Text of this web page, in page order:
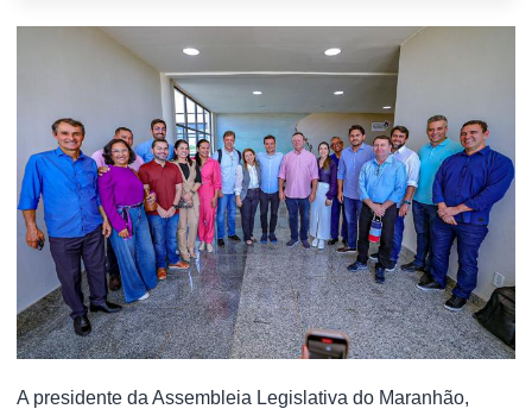
A presidente da Assembleia Legislativa do Maranhão,